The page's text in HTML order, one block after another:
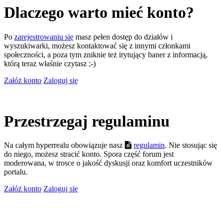
Dlaczego warto mieć konto?
Po zarejestrowaniu się masz pełen dostęp do działów i
wyszukiwarki, możesz kontaktować się z innymi członkami
społeczności, a poza tym zniknie też irytujący baner z informacją,
którą teraz właśnie czytasz ;-)
Załóż konto Zaloguj się
Przestrzegaj regulaminu
Na całym hyperrealu obowiązuje nasz regulamin. Nie stosując się
do niego, możesz stracić konto. Spora część forum jest
moderowana, w trosce o jakość dyskusji oraz komfort uczestników
portalu.
Załóż konto Zaloguj się